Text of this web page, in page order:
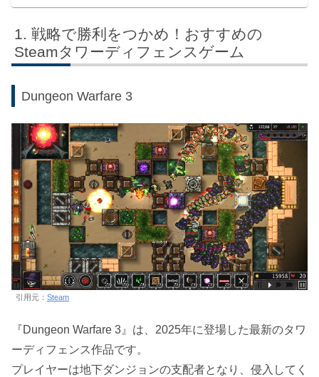
戦略で勝利をつかめ！おすすめの
Steamタワーディフェンスゲーム
Dungeon Warfare 3
引用元： Steam
『Dungeon Warfare 3』は、2025年に登場した最新のタワ
ーディフェンス作品です。
プレイヤーは地下ダンジョンの支配者となり、侵入してく